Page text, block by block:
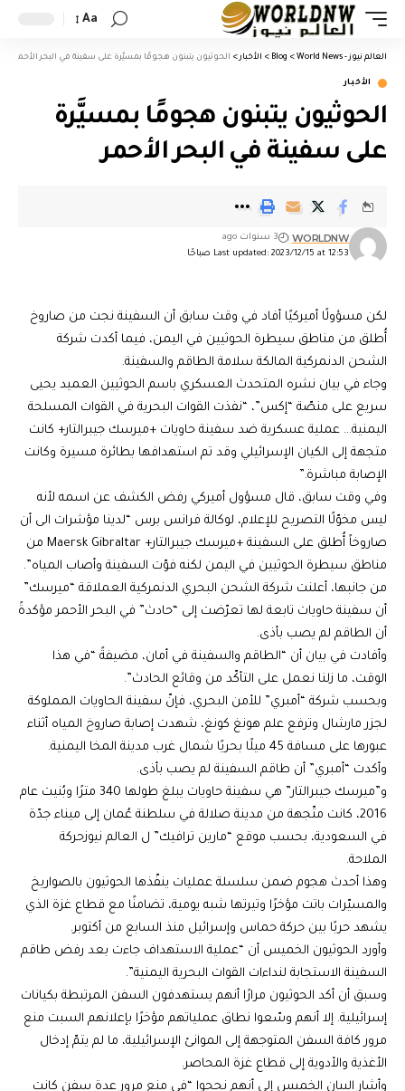
Aa
العالم نيوز - World News >
Blog
> الأخبار > الحوثيون يتبنون هجومًا بمسيَّرة على سفينة في البحر الأحمر
الأخبار
الحوثيون يتبنون هجومًا بمسيَّرة
على سفينة في البحر الأحمر
Last updated: 2023/12/15 at 12:53 صباحًا
WORLDNW 3 سنوات ago
لكن مسؤولًا أميركيًا أفاد في وقت سابق أن السفينة نجت من صاروخ
أُطلق من مناطق سيطرة الحوثيين في اليمن، فيما أكدت شركة
الشحن الدنمركية المالكة سلامة الطاقم والسفينة.
وجاء في بيان نشره المتحدث العسكري باسم الحوثيين العميد يحيى
سريع على منصّة “إكس”، “نفذت القوات البحرية في القوات المسلحة
اليمنية… عملية عسكرية ضد سفينة حاويات +ميرسك جيبرالتار+ كانت
متجهة إلى الكيان الإسرائيلي وقد تم استهدافها بطائرة مسيرة وكانت
الإصابة مباشرة.”
وفي وقت سابق، قال مسؤول أميركي رفض الكشف عن اسمه لأنه
ليس مخوّلًا التصريح للإعلام، لوكالة فرانس برس “لدينا مؤشرات الى أن
صاروخاً أُطلق على السفينة +ميرسك جيبرالتار+ Maersk Gibraltar من
مناطق سيطرة الحوثيين في اليمن لكنه فوّت السفينة وأصاب المياه”.
من جانبها، أعلنت شركة الشحن البحري الدنمركية العملاقة “ميرسك”
أن سفينة حاويات تابعة لها تعرّضت إلى “حادث” في البحر الأحمر مؤكدةً
أن الطاقم لم يصب بأذى.
وأفادت في بيان أن “الطاقم والسفينة في أمان، مضيفةً “في هذا
الوقت، ما زلنا نعمل على التأكّد من وقائع الحادث”.
وبحسب شركة “أمبري” للأمن البحري، فإنّ سفينة الحاويات المملوكة
لجزر مارشال وترفع علم هونغ كونغ، شهدت إصابة صاروخ المياه أثناء
عبورها على مسافة 45 ميلًا بحريًا شمال غرب مدينة المخا اليمنية.
وأكدت “أمبري” أن طاقم السفينة لم يصب بأذى.
و”ميرسك جيبرالتار” هي سفينة حاويات يبلغ طولها 340 مترًا وبُنيت عام
2016، كانت متّجهة من مدينة صلالة في سلطنة عُمان إلى ميناء جدّة
في السعودية، بحسب موقع “مارين ترافيك” ل العالم نيوزحركة
الملاحة.
وهذا أحدث هجوم ضمن سلسلة عمليات ينفّذها الحوثيون بالصواريخ
والمسيّرات باتت مؤخرًا وتيرتها شبه يومية، تضامنًا مع قطاع غزة الذي
يشهد حربًا بين حركة حماس وإسرائيل منذ السابع من أكتوبر.
وأورد الحوثيون الخميس أن “عملية الاستهداف جاءت بعد رفض طاقم
السفينة الاستجابة لنداءات القوات البحرية اليمنية”.
وسبق أن أكد الحوثيون مرارًا أنهم يستهدفون السفن المرتبطة بكيانات
إسرائيلية. إلا أنهم وسّعوا نطاق عملياتهم مؤخرًا بإعلانهم السبت منع
مرور كافة السفن المتوجهة إلى الموانئ الإسرائيلية، ما لم يتمّ إدخال
الأغذية والأدوية إلى قطاع غزة المحاصر.
وأشار البيان الخميس إلى أنهم نجحوا “في منع مرور عدة سفن كانت